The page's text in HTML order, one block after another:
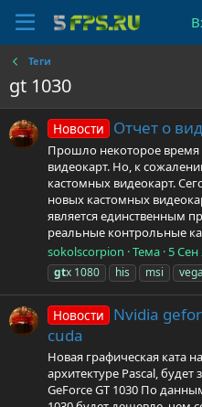
Теги
gt 1030
Новости Отчет о
Прошло некоторое время
видеокарт. Но, к
кастомных видеокарт.
новых кастомных
является единственным
реальные контрольные
sokolscorpion Тема 5 Сен
gtx 1080 his msi vega
Новости
Nvidia
cuda
Новая графическая ката
архитектуре Pascal, будет
GeForce GT 1030 По